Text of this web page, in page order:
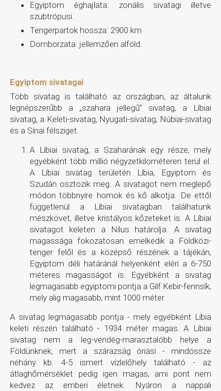
Egyiptom éghajlata: zonális sivatagi illetve
szubtrópusi.
Tengerpartok hossza: 2900 km
Domborzata: jellemzően alföld.
Egyiptom sivatagai
Több sivatag is található az országban, az általunk
legnépszerűbb a „szahara jellegű” sivatag, a Líbiai
sivatag, a Keleti-sivatag, Nyugati-sivatag, Núbiai-sivatag
és a Sínai félsziget.
A Líbiai sivatag, a Szaharának egy része, mely
egyébként több millió négyzetkilométeren terül el.
A Líbiai sivatag területén Líbia, Egyiptom és
Szudán osztozik meg. A sivatagot nem meglepő
módon többnyire homok és kő alkotja. De ettől
függetlenül a Líbiai sivatagban találhatunk
mészkövet, illetve kristályos kőzeteket is. A Líbiai
sivatagot keleten a Nílus határolja. A sivatag
magassága fokozatosan emelkedik a Földközi-
tenger felől és a középső részének a tájékán,
Egyiptom déli határánál helyenként eléri a 6-750
méteres magasságot is. Egyébként a sivatag
legmagasabb egyiptomi pontja a Gilf Kebir-fennsík,
mely alig magasabb, mint 1000 méter.
A sivatag legmagasabb pontja - mely egyébként Líbia
keleti részén található - 1934 méter magas. A Líbiai
sivatag nem a leg-vendég-marasztalóbb helye a
Földünknek, mert a szárazság óriási - mindössze
néhány kb. 4-5 ismert vízlelőhely található - az
átlaghőmérséklet pedig igen magas, ami pont nem
kedvez az emberi életnek. Nyáron a nappali